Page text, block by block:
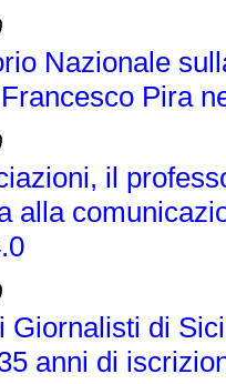
Nazionale
Pira
il
alla
Giornalisti di
anni di